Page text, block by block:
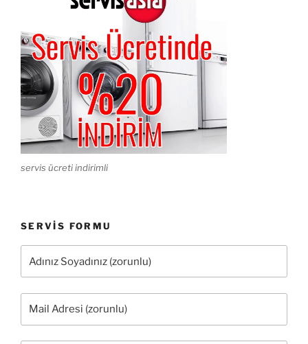
servis ücreti indirimli
SERVIS FORMU